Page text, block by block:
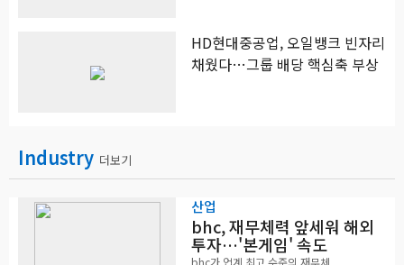
HD현대중공업, 오일뱅크 빈자리
채웠다…그룹 배당 핵심축 부상
Industry 더보기
산업
bhc, 재무체력 앞세워 해외
투자…'본게임' 속도
bhc가 업계 최고 수준의 재무체...